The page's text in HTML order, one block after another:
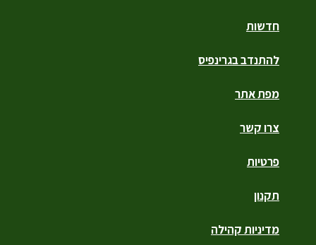
חדשות
להתנדב בגרינפיס
מפת אתר
צרו קשר
פרטיות
תקנון
מדיניות קהילה